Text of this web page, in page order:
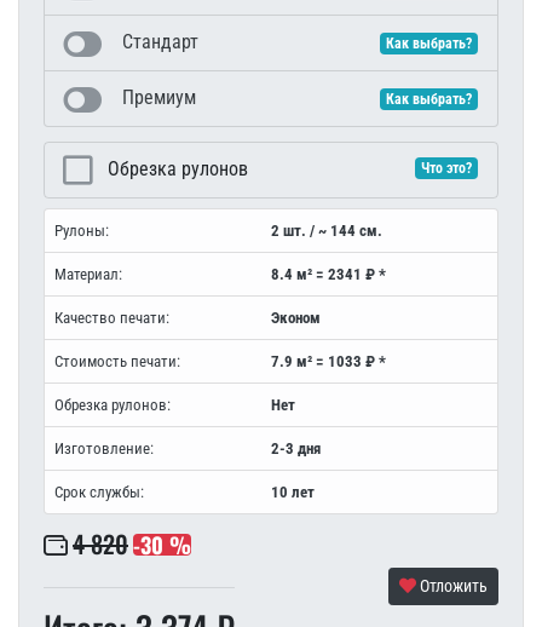
Стандарт Как выбрать?
Премиум Как выбрать?
Обрезка рулонов Что это?
Рулоны: 2 шт. / ~ 144 см.
Материал: 8.4 м² = 2341 ₽ *
Качество печати: Эконом
Стоимость печати: 7.9 м² = 1033 ₽ *
Обрезка рулонов: Нет
Изготовление: 2-3 дня
Срок службы: 10 лет
4 820-30 %
Отложить